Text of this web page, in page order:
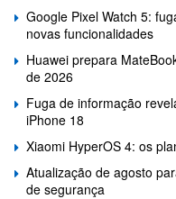
Google Pixel Watch 5:
novas funcionalidades
Huawei prepara
de 2026
Fuga de informação
iPhone 18
Xiaomi HyperOS 4: os
Atualização de agosto
de segurança